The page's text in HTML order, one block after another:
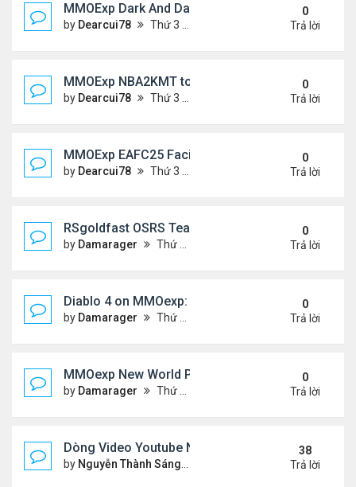
MMOExp Dark And Darker Use Silver Coins for
by Dearcui78 Thứ 3 Tháng 12 10, 2024 1:08 am
0
Trả lời
MMOExp NBA2KMT to the team’s success
by Dearcui78 Thứ 3 Tháng 12 10, 2024 1:07 am
0
Trả lời
MMOExp EAFC25 Facilities Cards in Clubs
by Dearcui78 Thứ 3 Tháng 12 10, 2024 1:05 am
0
Trả lời
RSgoldfast OSRS Team Ironman: A Thrilling
by Damarager Thứ 4 Tháng 11 27, 2024 12:51 am
0
Trả lời
Diablo 4 on MMOexp: Will This New Feature Be
by Damarager Thứ 4 Tháng 11 27, 2024 12:51 am
0
Trả lời
MMOexp New World PC Update 1.1.0: What New
by Damarager Thứ 4 Tháng 11 27, 2024 12:50 am
0
Trả lời
Dòng Video Youtube Ngâm Nga Thơ & Đọc Thơ
by Nguyễn Thành Sáng Thứ 3 Tháng 9 10, 2024 7:17
38
Trả lời